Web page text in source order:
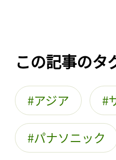
この記事のタ
アジア
パナソニック